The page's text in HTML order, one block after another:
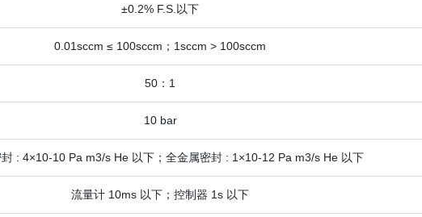
±0.2% F.S.以下
0.01sccm ≤ 100sccm；1sccm > 100sccm
50：1
10 bar
: 4×10-10 Pa m3/s He 以下；全金属密封 : 1×10-12 Pa m3/s He 以下
流量计 10ms 以下；控制器 1s 以下